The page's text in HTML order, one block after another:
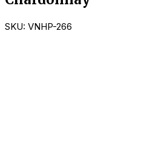
SKU: VNHP-266